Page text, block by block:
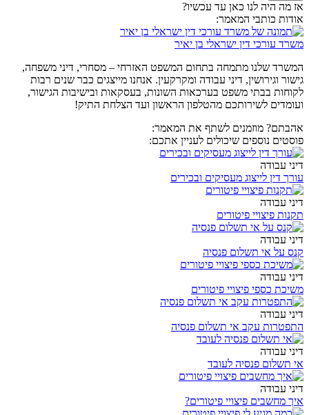
אז מה היה לנו כאן עד עכשיו?
אודות כותבי המאמר:
משרד עורכי דין ישראלי בן יאיר
המשרד שלנו מתמחה בתחום המשפט האזרחי – מסחרי, דיני משפחה,
גישור וגירושין, דיני עבודה ומקרקעין. אנחנו מייצגים כבר שנים רבות
לקוחות בבתי משפט בערכאות השונות, בעסקאות ובישיבות הגישור,
ועומדים לשירותכם מהטלפון הראשון ועד הצלחת התיק!
אהבתם? מוזמנים לשתף את המאמר:
פוסטים נוספים שיכולים לעניין אתכם:
דיני עבודה
עורך דין לייצוג מעסיקים ובכירים
דיני עבודה
תקנות פיצויי פיטורים
דיני עבודה
קנס על אי תשלום פנסיה
דיני עבודה
משיכת כספי פיצויי פיטורים
דיני עבודה
התפטרות עקב אי תשלום פנסיה
דיני עבודה
אי תשלום פנסיה לעובד
דיני עבודה
איך מחשבים פיצויי פיטורים?